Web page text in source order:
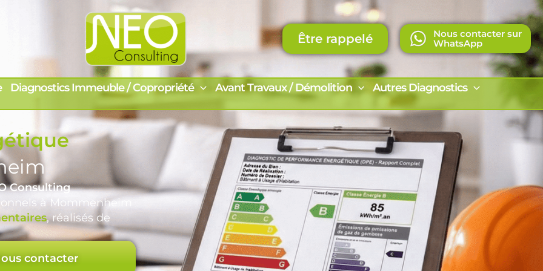
Être rappelé
Nous contacter sur
WhatsApp
Diagnostics Immeuble / Copropriété Avant Travaux / Démolition
Autres Diagnostics
Consulting
à Mommenheim
, réalisés de
contacter